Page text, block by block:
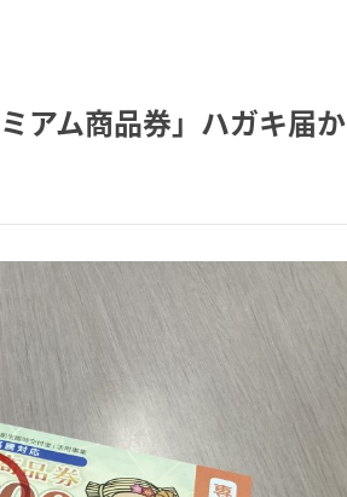
アム商品券」ハガキ届か